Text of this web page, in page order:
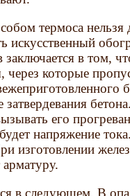
термоса
искусственный
в том,
через которые
его
напряжение тока.
изготовлении
арматуру.
в следующем. В